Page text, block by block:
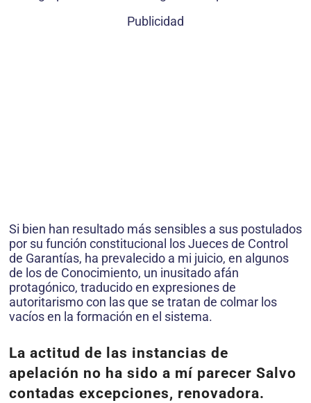
Publicidad
Si bien han resultado más sensibles a sus postulados
por su función constitucional los Jueces de Control
de Garantías, ha prevalecido a mi juicio, en algunos
de los de Conocimiento, un inusitado afán
protagónico, traducido en expresiones de
autoritarismo con las que se tratan de colmar los
vacíos en la formación en el sistema.
La actitud de las instancias de
apelación no ha sido a mí parecer Salvo
contadas excepciones, renovadora.